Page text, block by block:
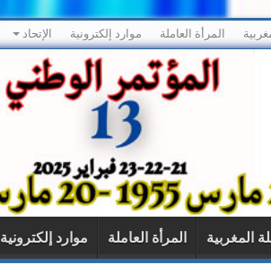
المرأة العاملة موارد إلكترونية الإتحاد
المغربية المرأة العاملة موارد إلكترونية